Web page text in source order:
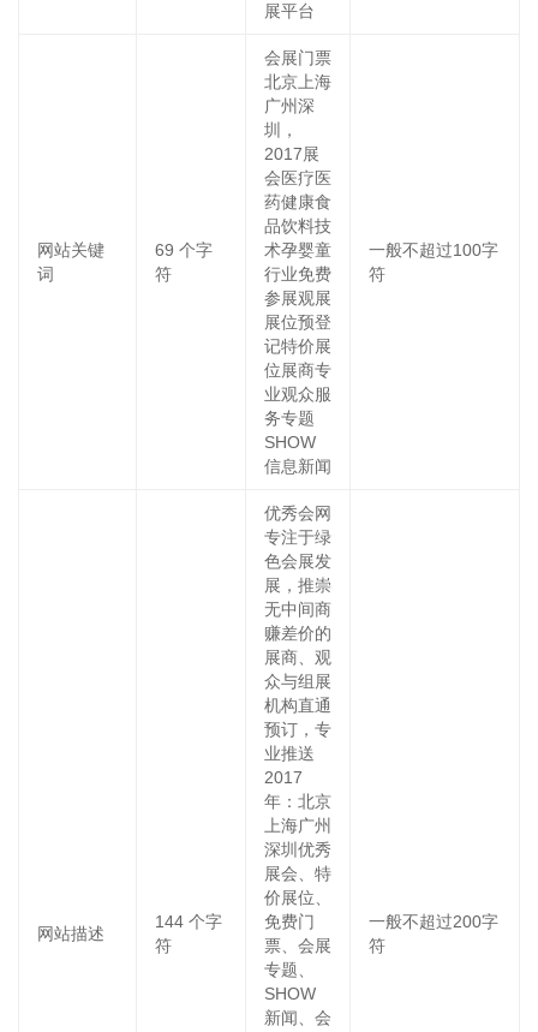
展平台
网站关键
词
69 个字
符
会展门票
北京上海
广州深
圳，
2017展
会医疗医
药健康食
品饮料技
术孕婴童
行业免费
参展观展
展位预登
记特价展
位展商专
业观众服
务专题
SHOW
信息新闻
一般不超过100字
符
网站描述
144 个字
符
优秀会网
专注于绿
色会展发
展，推崇
无中间商
赚差价的
展商、观
众与组展
机构直通
预订，专
业推送
2017
年：北京
上海广州
深圳优秀
展会、特
价展位、
免费门
票、会展
专题、
SHOW
新闻、会
一般不超过200字
符